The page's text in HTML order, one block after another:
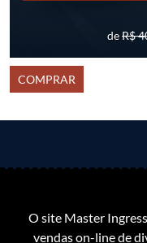
deR$
COMPRAR
O site Master
vendas on-line de